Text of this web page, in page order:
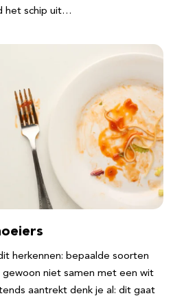
het schip uit…
herkennen: bepaalde soorten
gewoon niet samen met een wit
aantrekt denk je al: dit gaat